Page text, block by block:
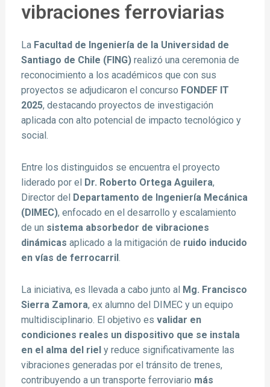
vibraciones ferroviarias
La Facultad de Ingeniería de la Universidad de
Santiago de Chile (FING)realizó una ceremonia de
reconocimiento a los académicos que con sus
proyectos se adjudicaron el concurso FONDEF IT
2025, destacando proyectos de investigación
aplicada con alto potencial de impacto tecnológico y
social.
Entre los distinguidos se encuentra el proyecto
liderado por el
Dr. Roberto Ortega Aguilera,
Director del
Departamento de Ingeniería Mecánica
(DIMEC), enfocado en el desarrollo y escalamiento
de un sistema absorbedor de vibraciones
dinámicas aplicado a la mitigación de ruido inducido
en vías de ferrocarril .
La iniciativa, es llevada a cabo junto al Mg. Francisco
Sierra Zamora, ex alumno del DIMEC y un equipo
multidisciplinario. El objetivo es validar en
condiciones reales un dispositivo que se instala
en el alma del riel y reduce significativamente las
vibraciones generadas por el tránsito de trenes,
contribuyendo a un transporte ferroviario más